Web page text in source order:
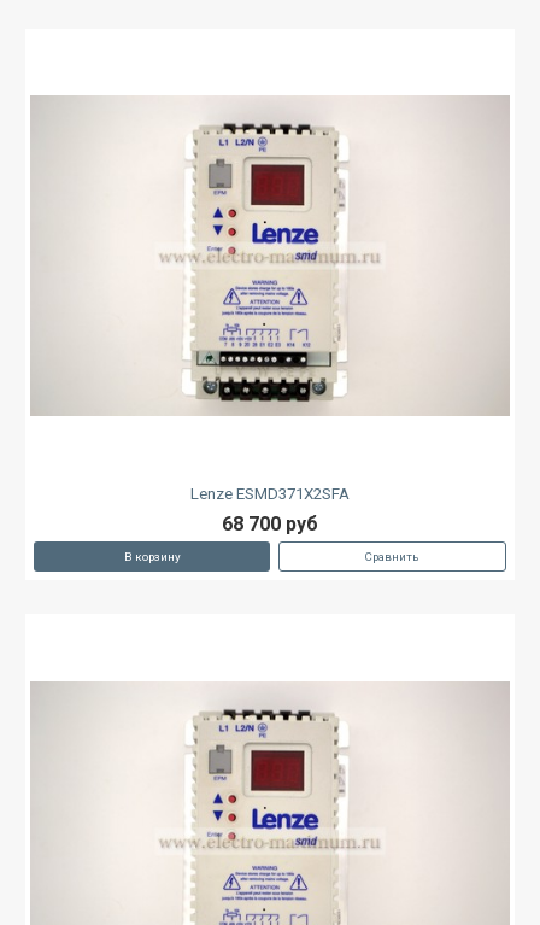
Lenze ESMD371X2SFA
68 700 руб
В корзину Сравнить